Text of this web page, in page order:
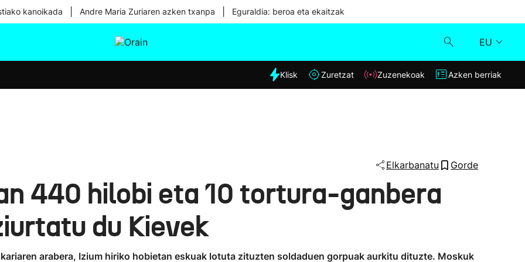
kanoikada Andre Maria Zuriaren azken txanpa Eguraldia: beroa eta ekaitzak
EU
Eguraldia
Klisk
Klisk Zuretzat Zuzenekoak Azken berriak
Elkarbanatu Gorde
440 hilobi eta 10 tortura-ganbera
du Kievek
arabera, Izium hiriko hobietan eskuak lotuta zituzten soldaduen gorpuak aurkitu dituzte. Moskuk